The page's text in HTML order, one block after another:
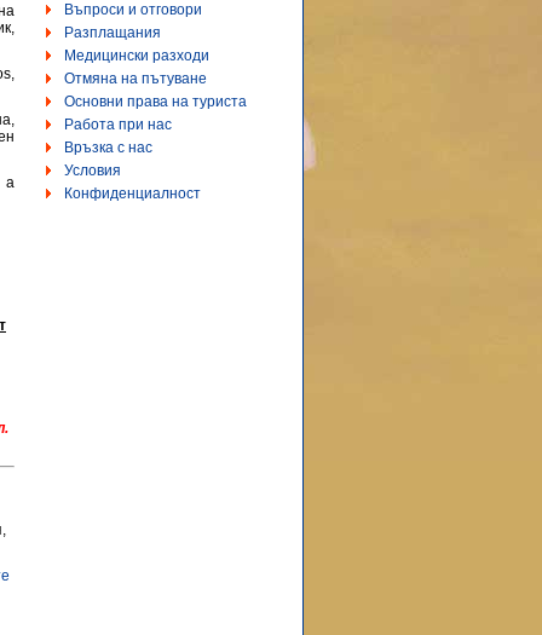
а
Въпроси и отговори
Разплащания
Медицински разходи
Отмяна на пътуване
Основни права на туриста
Работа при нас
Връзка с нас
Условия
Конфиденциалност